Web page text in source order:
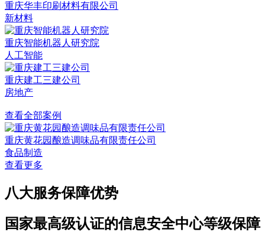
重庆华丰印刷材料有限公司
新材料
重庆智能机器人研究院
人工智能
重庆建工三建公司
房地产
查看全部案例
重庆黄花园酿造调味品有限责任公司
食品制造
查看更多
八大服务保障优势
国家最高级认证的信息安全中心等级保障